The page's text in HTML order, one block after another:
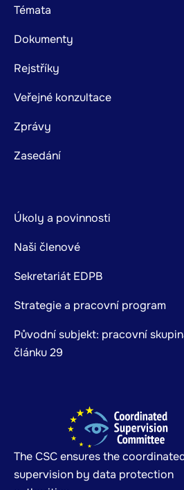
Footer
mainnavigation
Témata
Dokumenty
Rejstříky
Veřejné konzultace
Zprávy
Zasedání
Úkoly a povinnosti
Naši členové
Sekretariát EDPB
Strategie a pracovní program
Původní subjekt: pracovní
článku 29
The CSC ensures the
supervision by data protection